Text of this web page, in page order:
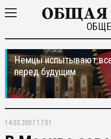
Немцы испытывают
перед будущим
14.03.2007 17:01